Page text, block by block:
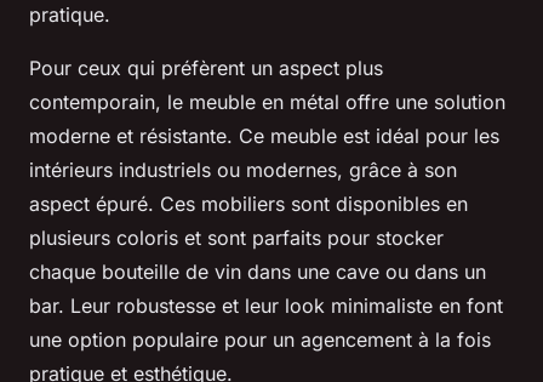
pratique.
Pour ceux qui préfèrent un aspect plus
contemporain, le meuble en métal offre une solution
moderne et résistante. Ce meuble est idéal pour les
intérieurs industriels ou modernes, grâce à son
aspect épuré. Ces mobiliers sont disponibles en
plusieurs coloris et sont parfaits pour stocker
chaque bouteille de vin dans une cave ou dans un
bar. Leur robustesse et leur look minimaliste en font
une option populaire pour un agencement à la fois
pratique et esthétique.